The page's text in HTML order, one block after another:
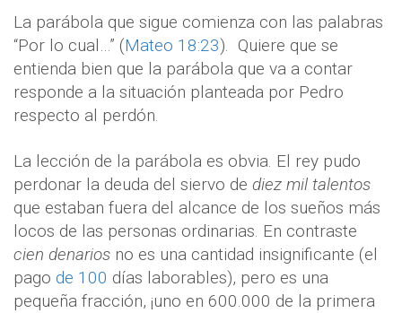
La parábola que sigue comienza con las palabras
“Por lo cual…” (Mateo 18:23). Quiere que se
entienda bien que la parábola que va a contar
responde a la situación planteada por Pedro
respecto al perdón.
La lección de la parábola es obvia. El rey pudo
perdonar la deuda del siervo de diez mil talentos
que estaban fuera del alcance de los sueños más
locos de las personas ordinarias. En contraste
cien denarios no es una cantidad insignificante (el
pago de 100 días laborables), pero es una
pequeña fracción, ¡uno en 600.000 de la primera